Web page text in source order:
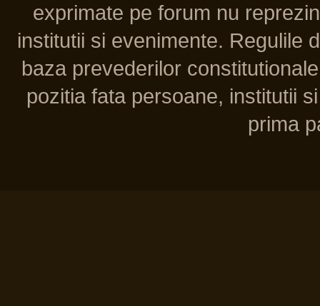
exprimate pe forum nu
institutii si evenimente. Regulile
baza prevederilor
pozitia fata persoane, institutii
prima